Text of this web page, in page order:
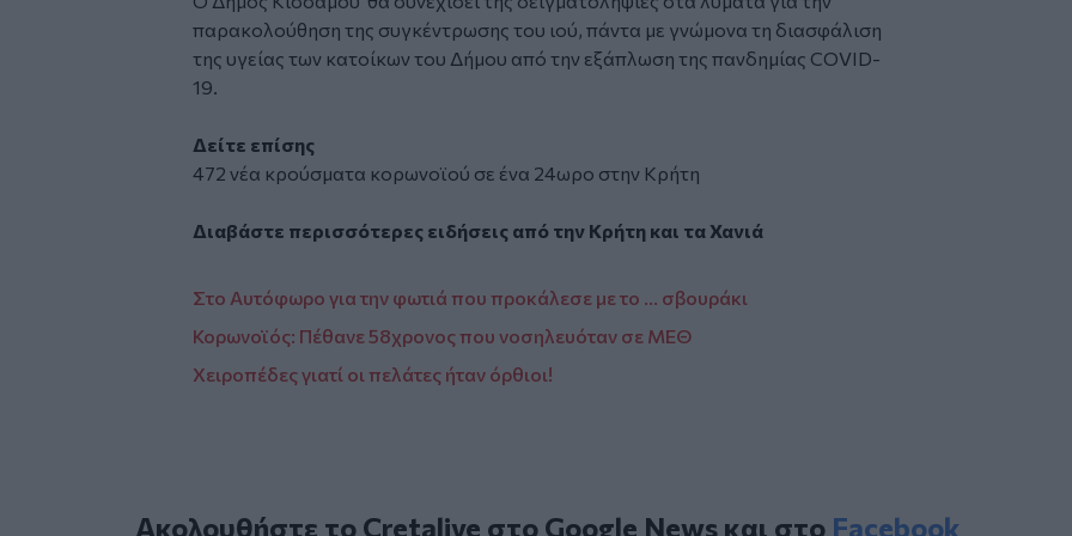
παρακολούθηση της συγκέντρωσης του ιού, πάντα με γνώμονα τη διασφάλιση
της υγείας των κατοίκων του Δήμου από την εξάπλωση της πανδημίας COVID-
19.
Δείτε επίσης
472 νέα κρούσματα κορωνοϊού σε ένα 24ωρο στην Κρήτη
Διαβάστε περισσότερες ειδήσεις από την Κρήτη και τα Χανιά
Στο Αυτόφωρο για την φωτιά που προκάλεσε με το ... σβουράκι
Κορωνοϊός: Πέθανε 58χρονος που νοσηλευόταν σε ΜΕΘ
Χειροπέδες γιατί οι πελάτες ήταν όρθιοι!
Ακολουθήστε το Cretalive στο Google Newsκαι στο Facebook